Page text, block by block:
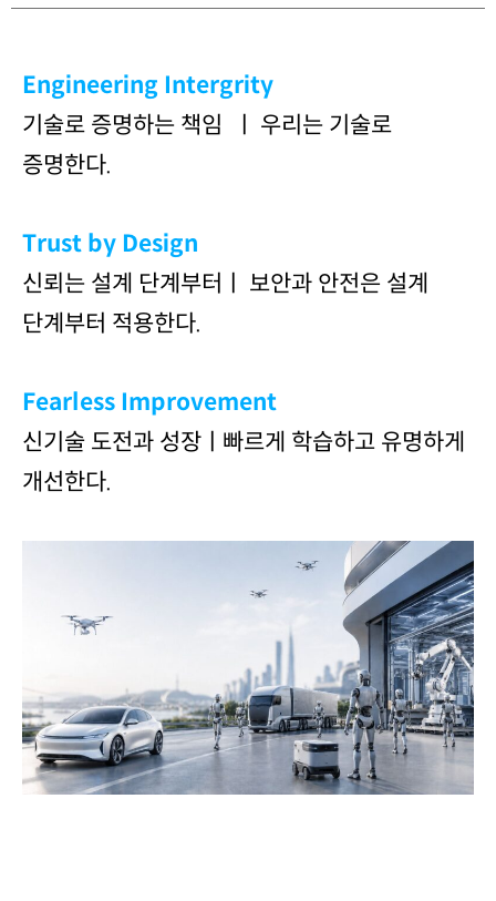
Engineering Intergrity
기술로 증명하는 책임 ㅣ 우리는 기술로
증명한다.
Trust by Design
신뢰는 설계 단계부터ㅣ 보안과 안전은 설계
단계부터 적용한다.
Fearless Improvement
신기술 도전과 성장ㅣ빠르게 학습하고 유명하게
개선한다.